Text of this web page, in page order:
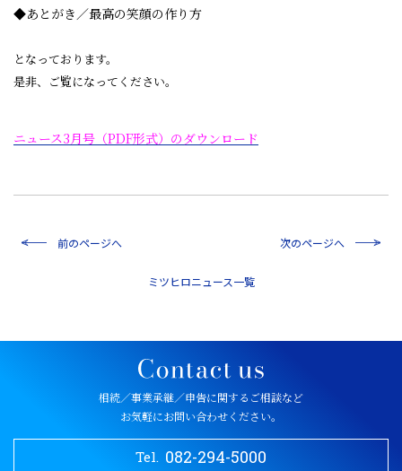
◆あとがき／最高の笑顔の作り方
となっております。
是非、ご覧になってください。
ニュース3月号（PDF形式）のダウンロード
前のページへ
一覧
次のページへ
相続／事業承継／申告に関するご相談など
お気軽にお問い合わせください。
Tel. 082-294-5000